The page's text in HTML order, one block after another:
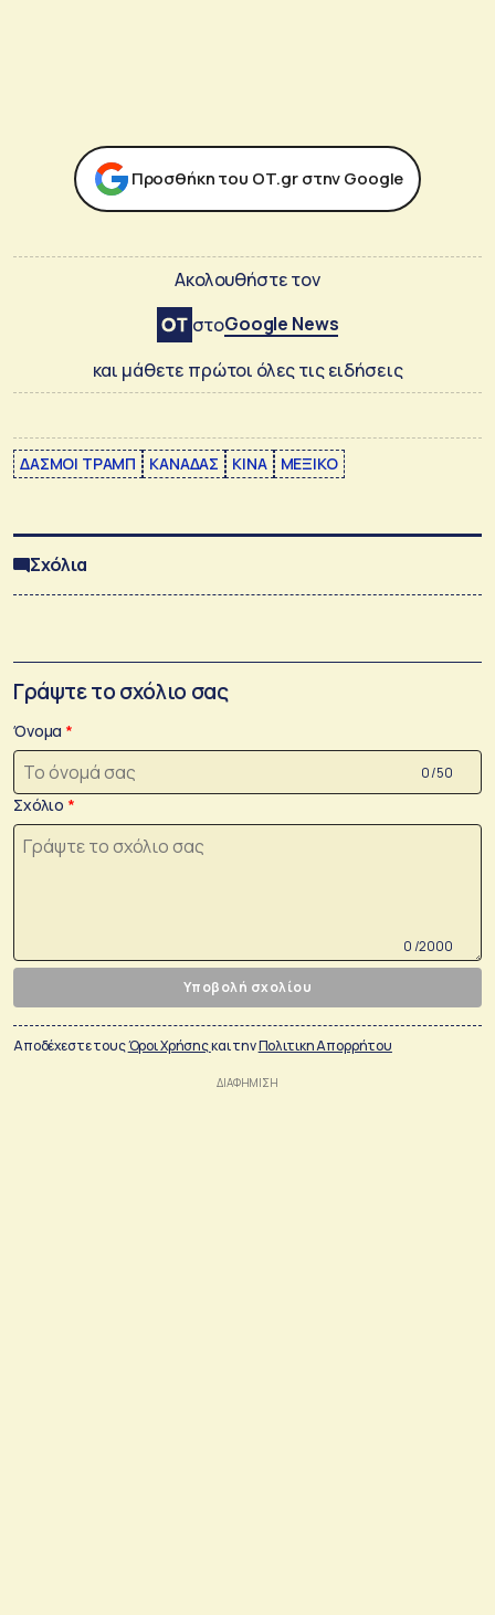
Προσθήκη του ΟΤ.gr στην Google
Ακολουθήστε τον
στοGoogle News
και μάθετε πρώτοι όλες τις ειδήσεις
ΔΑΣΜΟΙ ΤΡΑΜΠ ΚΑΝΑΔΑΣ ΚΙΝΑ ΜΕΞΙΚΟ
Σχόλια
Γράψτε το σχόλιο σας
Όνομα
0 /50
Σχόλιο
0 /2000
Υποβολή σχολίου
Αποδέχεστε τουςΌροι Χρήσηςκαι τηνΠολιτικη Απορρήτου